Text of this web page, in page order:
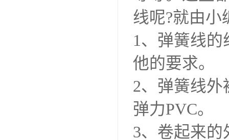
线呢?就由小
1、弹簧线
他的要求。
2、弹簧线外
弹力PVC。
3、卷起来的